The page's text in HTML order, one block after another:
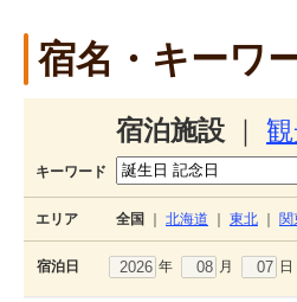
宿名・キーワ
宿泊施設
キーワード
エリア 全国 北海道 東北 関
宿泊日 年 月 日